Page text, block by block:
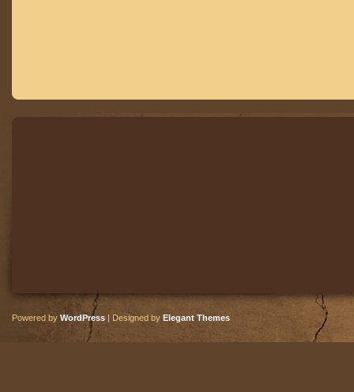
Powered by WordPress | Designed by Elegant Themes